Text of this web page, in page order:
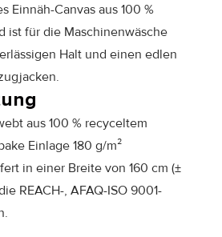
Einnäh-Canvas aus 100 %
ist für die Maschinenwäsche
Halt und einen edlen
aus 100 % recyceltem
Einlage 180 g/m²
in einer Breite von 160 cm (±
REACH-, AFAQ-ISO 9001-